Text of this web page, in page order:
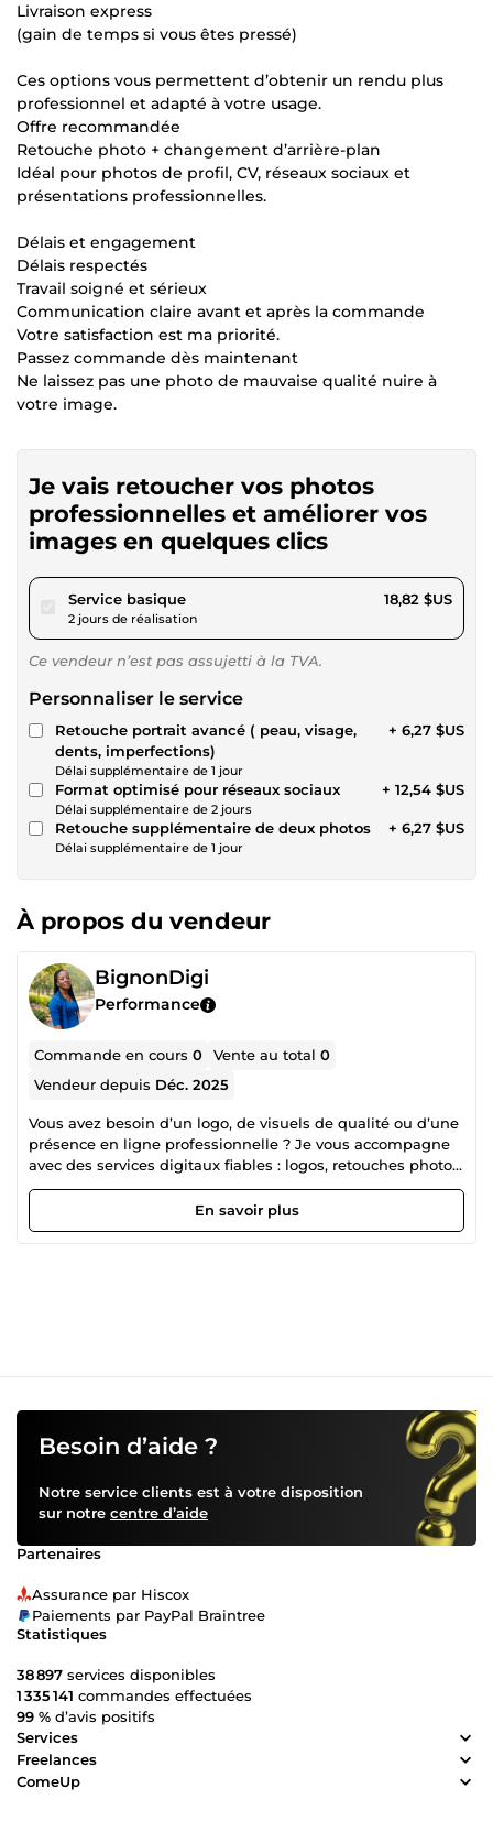
Livraison express
(gain de temps si vous êtes pressé)
Ces options vous permettent d’obtenir un rendu plus
professionnel et adapté à votre usage.
Offre recommandée
Retouche photo + changement d’arrière-plan
Idéal pour photos de profil, CV, réseaux sociaux et
présentations professionnelles.
Délais et engagement
Délais respectés
Travail soigné et sérieux
Communication claire avant et après la commande
Votre satisfaction est ma priorité.
Passez commande dès maintenant
Ne laissez pas une photo de mauvaise qualité nuire à
votre image.
Je vais retoucher vos photos
professionnelles et améliorer vos
images en quelques clics
Service basiquepour 17,34 $US
2 jours de réalisation
18,82 $US
Ce vendeur n’est pas assujetti à la TVA.
Personnaliser le service
Retouche portrait avancé ( peau, visage,
dents, imperfections)
Délai supplémentaire de 1 jour
+ 6,27 $US
Format optimisé pour réseaux sociaux
Délai supplémentaire de 2 jours
+ 12,54 $US
Retouche supplémentaire de deux photos
Délai supplémentaire de 1 jour
+ 6,27 $US
À propos du vendeur
BignonDigi
Performance
Commande en cours0 Vente au total0
Vendeur depuis Déc. 2025
Vous avez besoin d’un logo, de visuels de qualité ou d’une
présence en ligne professionnelle ? Je vous accompagne
avec des services digitaux fiables : logos, retouches photos,
mini-sites et gestion de pages sociales. Travail sérieux,
délais respectés et résultats concrets.
En savoir plus
Besoin d’aide ?
Notre service clients est à votre disposition
sur notre centre d’aide
Partenaires
Assurance par Hiscox
Paiements par PayPal Braintree
Statistiques
38 897 services disponibles
1 335 141 commandes effectuées
99 % d’avis positifs
Services
Freelances
ComeUp